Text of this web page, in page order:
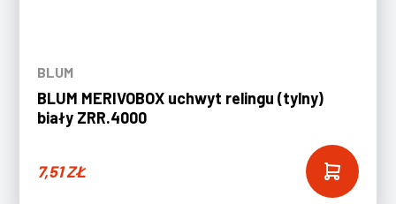
BLUM
BLUM MERIVOBOX uchwyt relingu (tylny)
biały ZRR.4000
7,51ZŁ